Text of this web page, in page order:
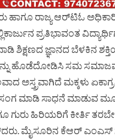
ಹಾಗೂ ರಾಜ್ಯ ಆರ್‌ಟಿಓ
ಪ್ರತಿಭಾವಂತ
ಶಿಕ್ಷಣದ ಜ್ಞಾನದ ಬೆಳಕಿನ
ಹೊಡೆದೋಡಿಸಿ ಸಮ
ಅಸ್ತ್ರವಾಗಿದೆ ಮಕ್ಕಳು
ಮಾಡಿ ಸಾಧನೆ ಮಾಡುವ
ಗುರು ಹಿರಿಯರಿಗೆ ಕೀರ್ತಿ
ಮೈಸೂರಿನ ಕೆಆರ್